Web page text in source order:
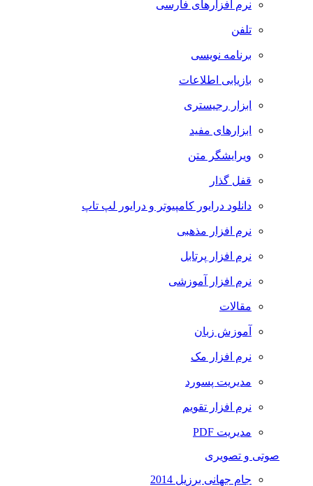
نرم افزارهای فارسی
تلفن
برنامه نویسی
بازیابی اطلاعات
ابزار رجیستری
ابزارهای مفید
ویرایشگر متن
قفل گذار
دانلود درایور کامپیوتر و درایور لپ تاپ
نرم افزار مذهبی
نرم افزار پرتابل
نرم افزار آموزشی
مقالات
آموزش زبان
نرم افزار مک
مدیریت پسورد
نرم افزار تقویم
مدیریت PDF
صوتی و تصویری
جام جهانی برزیل 2014